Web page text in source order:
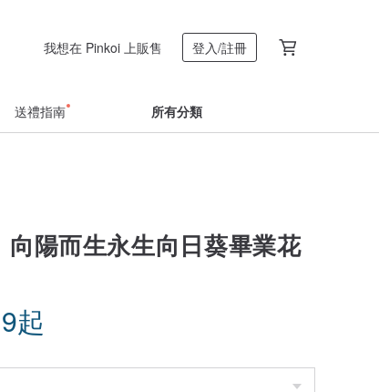
我想在 Pinkoi 上販售 登入/註冊
送禮指南 所有分類
向陽而生永生向日葵畢業花
起